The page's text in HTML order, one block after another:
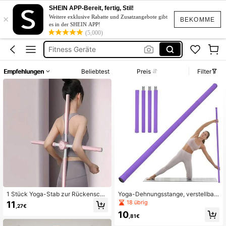
BEKOMME
×
SHEIN APP-Bereit, fertig, Stil!
Weitere exklusive Rabatte und Zusatzangebote gibt
es in der SHEIN APP!
(5,000)
Hilfsmittel
Rückentrainer
Yoga
Fitness Geräte
Hilfsmittel
Rückentrainer
Empfehlungen Beliebtest Preis Filter
1 Stück Yoga-Stab zur Rückensch
merzerleichterung, Gerät zur Schult
erformung und Rückentraining für E
11 ,27€
Yoga-Dehnungsstange, verstellbar
er Flexibilitäts- und Gleichgewichts
trainingsstab, multifunktionale Fitne
ssstange mit rutschfestem Schaum
18 übrig
10 ,81€